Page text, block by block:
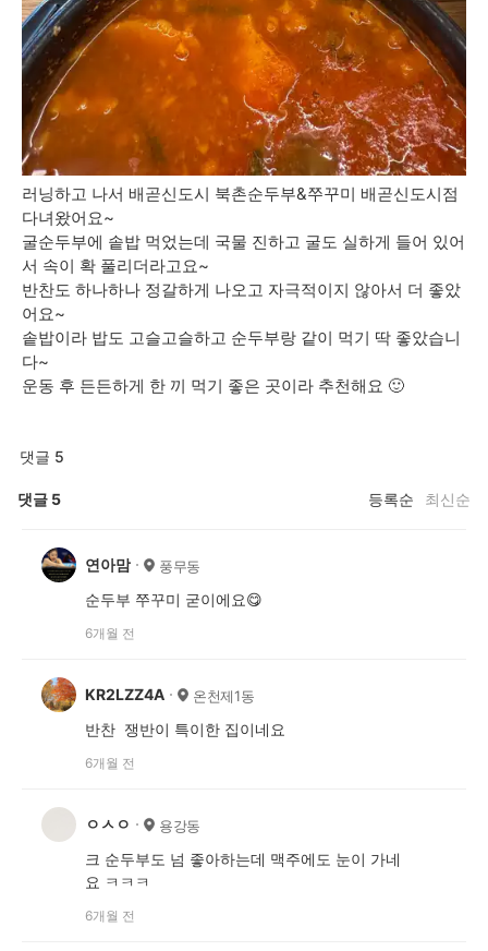
러닝하고 나서 배곧신도시 북촌순두부&쭈꾸미 배곧신도시점
다녀왔어요~
굴순두부에 솥밥 먹었는데 국물 진하고 굴도 실하게 들어 있어
서 속이 확 풀리더라고요~
반찬도 하나하나 정갈하게 나오고 자극적이지 않아서 더 좋았
어요~
솥밥이라 밥도 고슬고슬하고 순두부랑 같이 먹기 딱 좋았습니
다~
운동 후 든든하게 한 끼 먹기 좋은 곳이라 추천해요 🙂
댓글 5
댓글 5 등록순 최신순
연아맘 풍무동
순두부 쭈꾸미 굳이에요😋
6개월 전
KR2LZZ4A 온천제1동
반찬 쟁반이 특이한 집이네요
6개월 전
ㅇㅅㅇ 용강동
크 순두부도 넘 좋아하는데 맥주에도 눈이 가네
요 ㅋㅋㅋ
6개월 전